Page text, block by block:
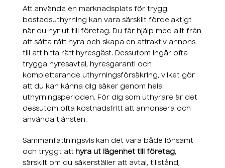
Att använda en marknadsplats för trygg
bostadsuthyrning kan vara särskilt fördelaktigt
när du hyr ut till företag. Du får hjälp med allt från
att sätta rätt hyra och skapa en attraktiv annons
till att hitta rätt hyresgäst. Dessutom ingår ofta
trygga hyresavtal, hyresgaranti och
kompletterande uthyrningsförsäkring, vilket gör
att du kan känna dig säker genom hela
uthyrningsperioden. För dig som uthyrare är det
dessutom ofta kostnadsfritt att annonsera och
använda tjänsten.
Sammanfattningsvis kan det vara både lönsamt
och tryggt att hyra ut lägenhet till företag,
särskilt om du säkerställer att avtal, tillstånd,